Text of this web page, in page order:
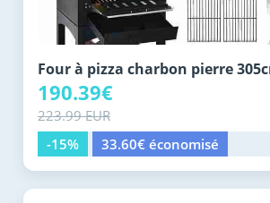
Four à pizza charbon pierre
190.39€
223.99 EUR
-15%
33.60€ économisé